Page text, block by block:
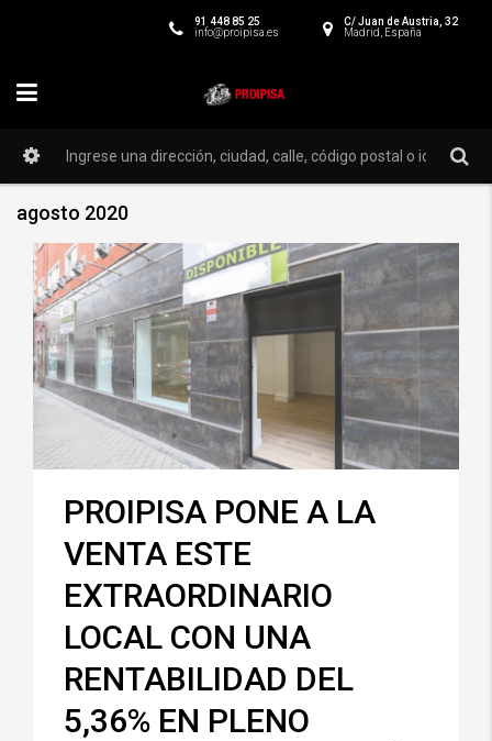
C/ Juan de Austria, 32
Madrid, España
91 448 85 25
info@proipisa.es
agosto 2020
PROIPISA PONE A LA
VENTA ESTE
EXTRAORDINARIO
LOCAL CON UNA
RENTABILIDAD DEL
5,36% EN PLENO